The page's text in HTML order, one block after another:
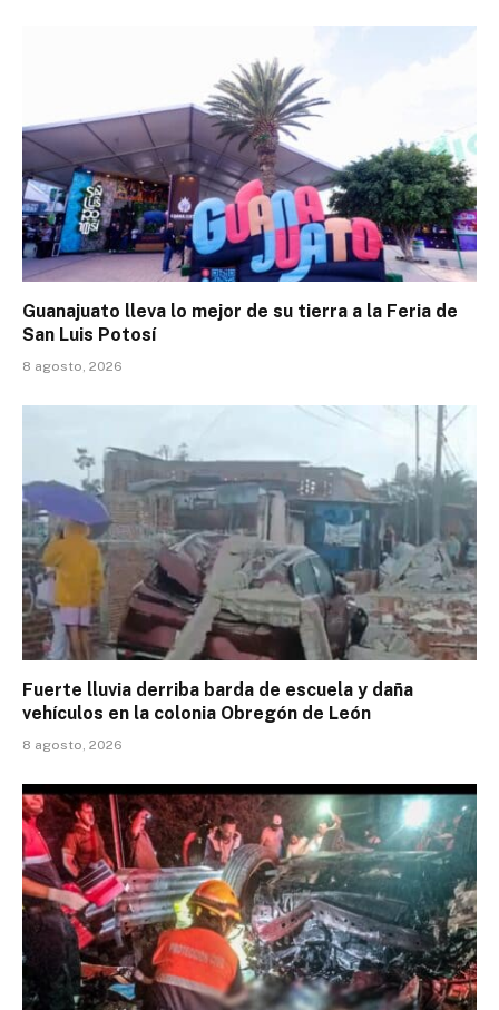
Guanajuato lleva lo mejor de su tierra a la Feria de
San Luis Potosí
8 agosto, 2026
Fuerte lluvia derriba barda de escuela y daña
vehículos en la colonia Obregón de León
8 agosto, 2026